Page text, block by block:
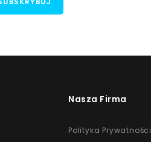
Nasza Firma
Polityka Prywatności